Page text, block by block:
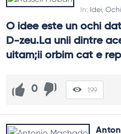
atenție: ridică privirea din
omul din fața ta până
Teme frecvente
Detaliu
: frumusețea
Context: cadrul
In: Idei, Ochi
O idee este un ochi
D-zeu.La unii dintre
uitam;ii orbim cat e
0 199